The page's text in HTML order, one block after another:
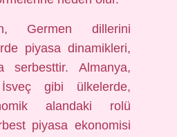
Germen dillerini
piyasa dinamikleri,
serbesttir. Almanya,
gibi ülkelerde,
alandaki rolü
piyasa ekonomisi